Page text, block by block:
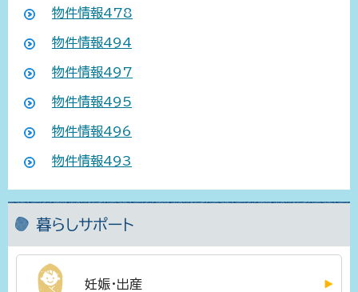
物件情報478
物件情報494
物件情報497
物件情報495
物件情報496
物件情報493
暮らしサポート
妊娠・出産